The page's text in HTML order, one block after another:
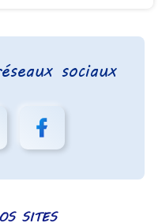
sociaux
SITES